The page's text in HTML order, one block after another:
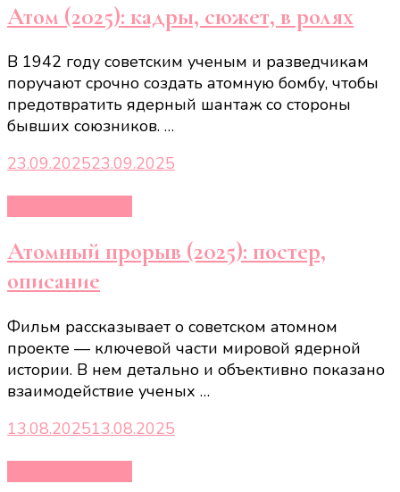
Атом (2025): кадры, сюжет, в ролях
В 1942 году советским ученым и разведчикам
поручают срочно создать атомную бомбу, чтобы
предотвратить ядерный шантаж со стороны
бывших союзников. …
23.09.202523.09.2025
Атомный прорыв (2025): постер,
описание
Фильм рассказывает о советском атомном
проекте — ключевой части мировой ядерной
истории. В нем детально и объективно показано
взаимодействие ученых …
13.08.202513.08.2025